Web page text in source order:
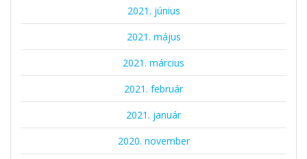
2021. június
2021. május
2021. március
2021. február
2021. január
2020. november